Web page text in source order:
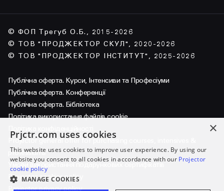
© ФОП Трегуб О.Б., 2015-2026
© ТОВ "ПРОДЖЕКТОР СКУЛ", 2020-2026
© ТОВ "ПРОДЖЕКТОР ІНСТИТУТ", 2025-2026
Публічна оферта. Курси, Інтенсиви та Професіуми
Публічна оферта. Конференції
Публічна оферта. Бібліотека
Політика використання файлів cookie
Projector general offer for purchasing courses, intensives &
professiums
Умови використання подарункових сертифікатів
Projector cookies policy
Projector privacy policy
×
Prjctr.com uses cookies
This website uses cookies to improve user experience. By using our
website you consent to all cookies in accordance with our Projector
cookie policy
MANAGE COOKIES